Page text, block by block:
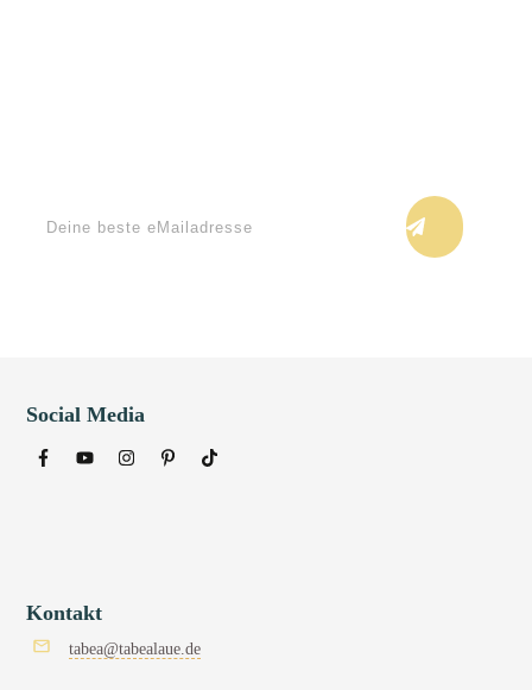
Social Media
Kontakt
tabea@tabealaue.de